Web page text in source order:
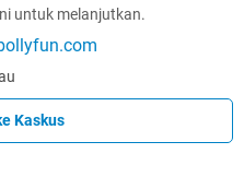
untuk melanjutkan.
Kaskus